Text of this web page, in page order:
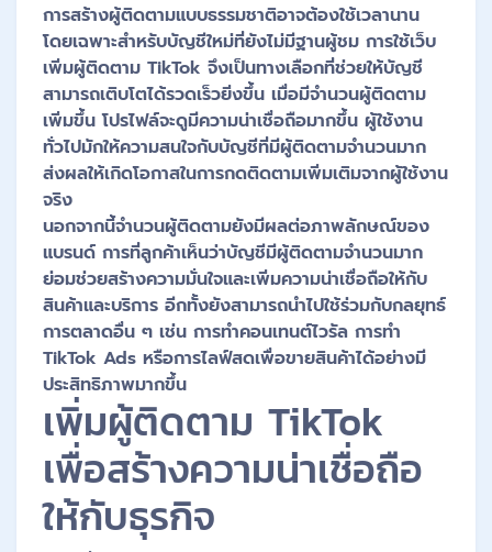
การสร้างผู้ติดตามแบบธรรมชาติอาจต้องใช้เวลานาน
โดยเฉพาะสำหรับบัญชีใหม่ที่ยังไม่มีฐานผู้ชม การใช้เว็บ
เพิ่มผู้ติดตาม TikTok จึงเป็นทางเลือกที่ช่วยให้บัญชี
สามารถเติบโตได้รวดเร็วยิ่งขึ้น เมื่อมีจำนวนผู้ติดตาม
เพิ่มขึ้น โปรไฟล์จะดูมีความน่าเชื่อถือมากขึ้น ผู้ใช้งาน
ทั่วไปมักให้ความสนใจกับบัญชีที่มีผู้ติดตามจำนวนมาก
ส่งผลให้เกิดโอกาสในการกดติดตามเพิ่มเติมจากผู้ใช้งาน
จริง
นอกจากนี้จำนวนผู้ติดตามยังมีผลต่อภาพลักษณ์ของ
แบรนด์ การที่ลูกค้าเห็นว่าบัญชีมีผู้ติดตามจำนวนมาก
ย่อมช่วยสร้างความมั่นใจและเพิ่มความน่าเชื่อถือให้กับ
สินค้าและบริการ อีกทั้งยังสามารถนำไปใช้ร่วมกับกลยุทธ์
การตลาดอื่น ๆ เช่น การทำคอนเทนต์ไวรัล การทำ
TikTok Ads หรือการไลฟ์สดเพื่อขายสินค้าได้อย่างมี
ประสิทธิภาพมากขึ้น
เพิ่มผู้ติดตาม TikTok
เพื่อสร้างความน่าเชื่อถือ
ให้กับธุรกิจ